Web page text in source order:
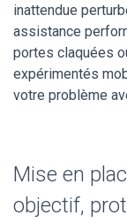
inattendue
assistance
portes claquées
expérimentés
votre problème
Mise en
objectif,